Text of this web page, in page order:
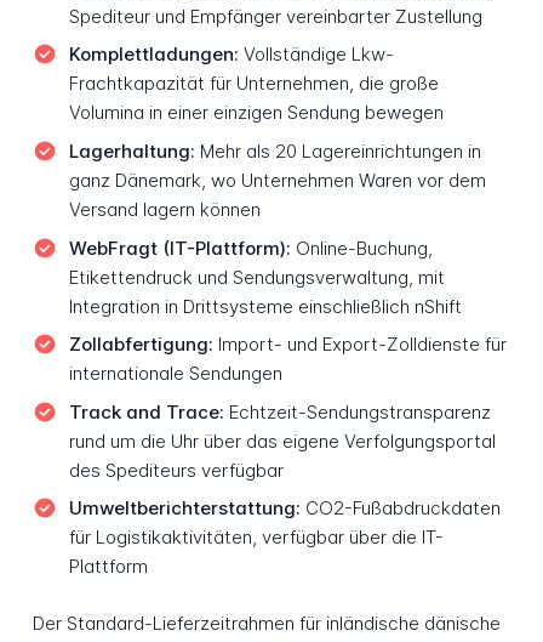
Spediteur und Empfänger vereinbarter Zustellung
Komplettladungen: Vollständige Lkw-
Frachtkapazität für Unternehmen, die große
Volumina in einer einzigen Sendung bewegen
Lagerhaltung: Mehr als 20 Lagereinrichtungen in
ganz Dänemark, wo Unternehmen Waren vor dem
Versand lagern können
WebFragt (IT-Plattform): Online-Buchung,
Etikettendruck und Sendungsverwaltung, mit
Integration in Drittsysteme einschließlich nShift
Zollabfertigung: Import- und Export-Zolldienste für
internationale Sendungen
Track and Trace: Echtzeit-Sendungstransparenz
rund um die Uhr über das eigene Verfolgungsportal
des Spediteurs verfügbar
Umweltberichterstattung: CO2-Fußabdruckdaten
für Logistikaktivitäten, verfügbar über die IT-
Plattform
Der Standard-Lieferzeitrahmen für inländische dänische